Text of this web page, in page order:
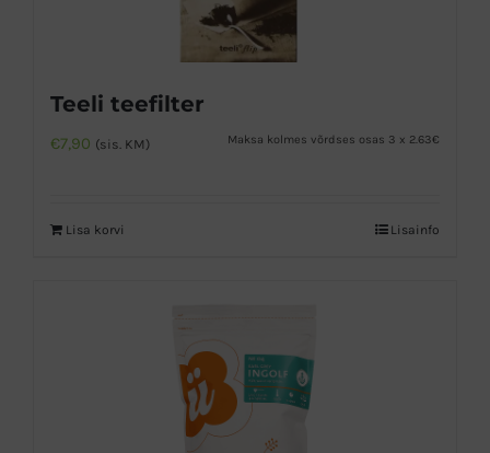
Teeli teefilter
€7,90 (sis. KM) Maksa kolmes võrdses osas 3 x 2.63€
Lisa korvi Lisainfo